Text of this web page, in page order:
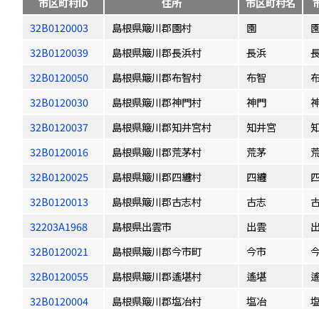
32B0120003
島根県簸川郡園村 園
32B0120039
島根県簸川郡長浜村 長浜
32B0120050
島根県簸川郡布智村 布智
32B0120030
島根県簸川郡神門村 神門
32B0120037
島根県簸川郡知井宮村 知井宮
32B0120016
島根県簸川郡荒茅村 荒茅
32B0120025
島根県簸川郡四纏村 四纏
32B0120013
島根県簸川郡古志村 古志
32203A1968
島根県出雲市 出雲
32B0120021
島根県簸川郡今市町 今市
32B0120055
島根県簸川郡遙堪村 遙堪
32B0120004
島根県簸川郡塩冶村 塩冶